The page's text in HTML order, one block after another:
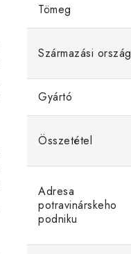
Tömeg
Származási ország
Gyártó
Összetétel
Adresa
potravinárskeho
podniku